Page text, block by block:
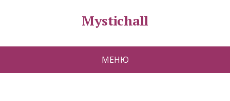
Mystichall
МЕНЮ